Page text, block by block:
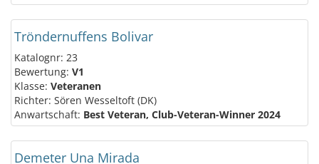
Tröndernuffens Bolivar
Katalognr: 23
Bewertung: V1
Klasse: Veteranen
Richter: Sören Wesseltoft (DK)
Anwartschaft: Best Veteran, Club-Veteran-Winner 2024
Demeter Una Mirada